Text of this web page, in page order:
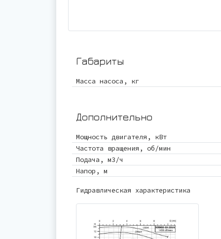
Габариты
Масса насоса, кг
Дополнительно
Мощность двигателя, кВт
Частота вращения, об/мин
Подача, м3/ч
Напор, м
Гидравлическая характеристика